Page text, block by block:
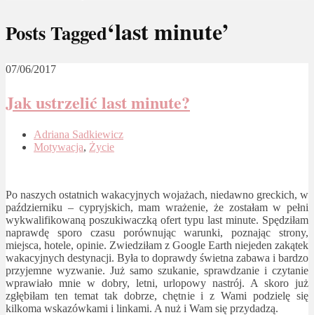
Posts Tagged‘last minute’
07/06/2017
Jak ustrzelić last minute?
Adriana Sadkiewicz
Motywacja, Życie
Po naszych ostatnich wakacyjnych wojażach, niedawno greckich, w
październiku – cypryjskich, mam wrażenie, że zostałam w pełni
wykwalifikowaną poszukiwaczką ofert typu last minute. Spędziłam
naprawdę sporo czasu porównując warunki, poznając strony,
miejsca, hotele, opinie. Zwiedziłam z Google Earth niejeden zakątek
wakacyjnych destynacji. Była to doprawdy świetna zabawa i bardzo
przyjemne wyzwanie. Już samo szukanie, sprawdzanie i czytanie
wprawiało mnie w dobry, letni, urlopowy nastrój. A skoro już
zgłębiłam ten temat tak dobrze, chętnie i z Wami podzielę się
kilkoma wskazówkami i linkami. A nuż i Wam się przydadzą.